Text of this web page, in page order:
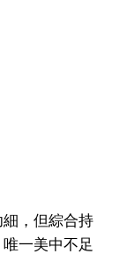
，但綜合持
一美中不足